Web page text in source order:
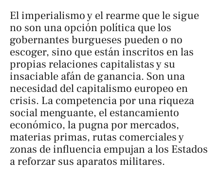
El imperialismo y el rearme que le sigue
no son una opción política que los
gobernantes burgueses pueden o no
escoger, sino que están inscritos en las
propias relaciones capitalistas y su
insaciable afán de ganancia. Son una
necesidad del capitalismo europeo en
crisis. La competencia por una riqueza
social menguante, el estancamiento
económico, la pugna por mercados,
materias primas, rutas comerciales y
zonas de influencia empujan a los Estados
a reforzar sus aparatos militares.